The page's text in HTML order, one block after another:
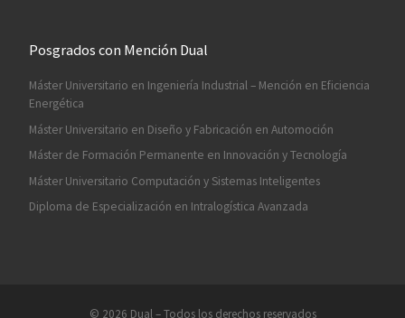
Posgrados con Mención Dual
Máster Universitario en Ingeniería Industrial – Mención en Eficiencia
Energética
Máster Universitario en Diseño y Fabricación en Automoción
Máster de Formación Permanente en Innovación y Tecnología
Máster Universitario Computación y Sistemas Inteligentes
Diploma de Especialización en Intralogística Avanzada
© 2026 Dual– Todos los derechos reservados